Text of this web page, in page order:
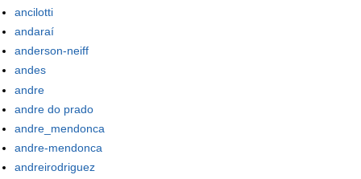
ancilotti
andaraí
anderson-neiff
andes
andre
andre do prado
andre_mendonca
andre-mendonca
andreirodriguez